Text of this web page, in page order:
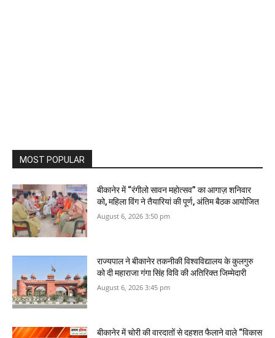
MOST POPULAR
बीकानेर में “रंगीलो सावन महोत्सव” का आगाज़ शनिवार
को, महिला विंग ने तैयारियां की पूर्ण, अंतिम बैठक आयोजित
August 6, 2026 3:50 pm
राज्यपाल ने बीकानेर तकनीकी विश्वविद्यालय के कुलगुरु
को दी महाराजा गंगा सिंह विवि की अतिरिक्त जिम्मेदारी
August 6, 2026 3:45 pm
बीकानेर में चोरी की वारदातों से दहशत फैलाने वाले “विकास